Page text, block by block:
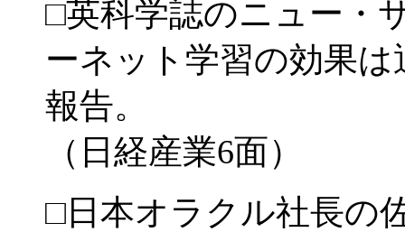
□英科学誌のニュー・
ーネット学習の効果
報告。
（日経産業6面）
□日本オラクル社長の